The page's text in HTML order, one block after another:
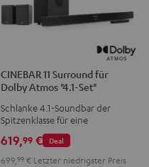
CINEBAR 11 Surround für
Dolby Atmos "4.1-Set"
Schlanke 4.1-Soundbar der
Spitzenklasse für eine
mitreißende TV-, Gaming und
Musikwiedergabe sowie echten
Surround Sound
Deal
619,99 €
699,99 € Letzter niedrigster Preis